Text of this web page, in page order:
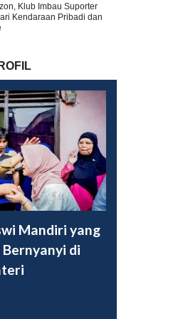
Klub Imbau Suporter
Kendaraan Pribadi dan
Mandiri yang
di